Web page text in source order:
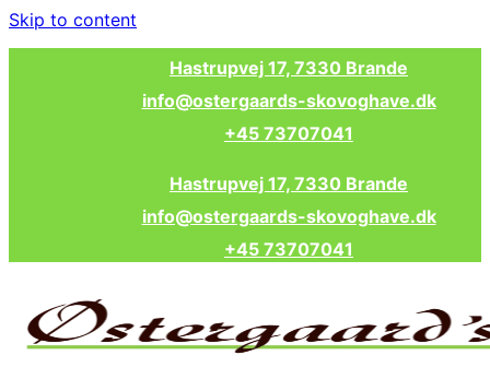
Skip to content
Hastrupvej 17, 7330 Brande
info@ostergaards-skovoghave.dk
+45 73707041
Hastrupvej 17, 7330 Brande
info@ostergaards-skovoghave.dk
+45 73707041